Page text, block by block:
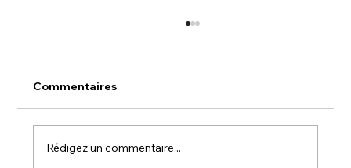
L'entrevue avec Jérémy Tremblay, diffusée
lumière l'augmentation préoccupante de
l'endettement chez les personnes âgées au
Commentaires
Rédigez un commentaire...